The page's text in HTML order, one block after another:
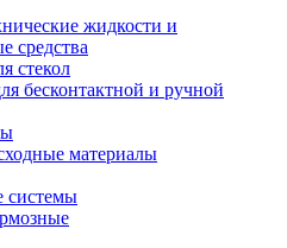
жидкости и
средства
стекол
бесконтактной и ручной
материалы